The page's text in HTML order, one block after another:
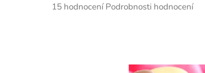
Průměrné
15 hodnocení Podrobnosti hodnocení